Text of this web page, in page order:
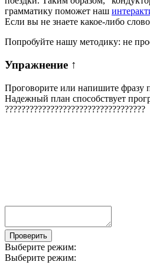
грамматику поможет наш
Если вы не знаете какое-либо
Попробуйте нашу методику: не
Упражнение ↑
Проговорите или напишите фразу
Надежный план способствует
??????????????????????????????????
Проверить
Выберите режим:
Выберите режим: